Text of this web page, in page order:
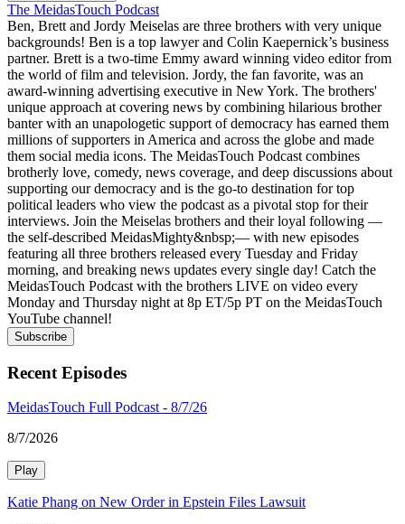
The MeidasTouch Podcast
Ben, Brett and Jordy Meiselas are three brothers with very unique
backgrounds! Ben is a top lawyer and Colin Kaepernick’s business
partner. Brett is a two-time Emmy award winning video editor from
the world of film and television. Jordy, the fan favorite, was an
award-winning advertising executive in New York. The brothers'
unique approach at covering news by combining hilarious brother
banter with an unapologetic support of democracy has earned them
millions of supporters in America and across the globe and made
them social media icons. The MeidasTouch Podcast combines
brotherly love, comedy, news coverage, and deep discussions about
supporting our democracy and is the go-to destination for top
political leaders who view the podcast as a pivotal stop for their
interviews. Join the Meiselas brothers and their loyal following —
the self-described MeidasMighty&nbsp;— with new episodes
featuring all three brothers released every Tuesday and Friday
morning, and breaking news updates every single day! Catch the
MeidasTouch Podcast with the brothers LIVE on video every
Monday and Thursday night at 8p ET/5p PT on the MeidasTouch
YouTube channel!
Subscribe
Recent Episodes
MeidasTouch Full Podcast - 8/7/26
8/7/2026
Play
Katie Phang on New Order in Epstein Files Lawsuit